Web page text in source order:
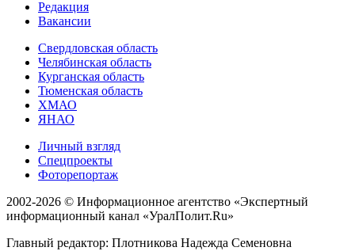
Редакция
Вакансии
Свердловская область
Челябинская область
Курганская область
Тюменская область
ХМАО
ЯНАО
Личный взгляд
Спецпроекты
Фоторепортаж
2002-2026 © Информационное агентство «Экспертный
информационный канал «УралПолит.Ru»
Главный редактор: Плотникова Надежда Семеновна